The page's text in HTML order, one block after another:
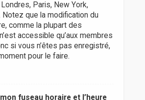
Paris, New York,
Notez que la modification du
comme la plupart des
accessible qu’aux membres
si vous n’êtes pas enregistré,
pour le faire.
fuseau horaire et l’heure